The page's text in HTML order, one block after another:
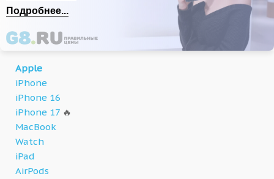
Подробнее...
Apple
iPhone
iPhone 16
iPhone 17 🔥
MacBook
Watch
iPad
AirPods